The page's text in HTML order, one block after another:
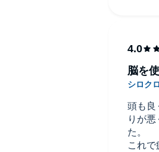
・SNS
が続き
ら○○し
・ビタ
とい
運動や
と説
頭も良
りが
た。
これ
脳を